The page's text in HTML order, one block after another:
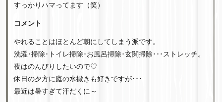
すっかりハマってます（笑）
コメント
やれることはほとんど朝にしてしまう派です。
洗濯･掃除･トイレ掃除･お風呂掃除･玄関掃除･･･ストレッチ。
夜はのんびりしたいので♡
休日の夕方に庭の水撒きも好きですが･･･
最近は暑すぎて汗だくに～